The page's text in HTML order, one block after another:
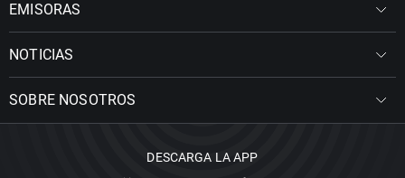
EMISORAS
NOTICIAS
SOBRE NOSOTROS
DESCARGA LA APP